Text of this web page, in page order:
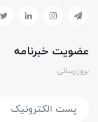
عضویت خبرنامه
بروزرسانی